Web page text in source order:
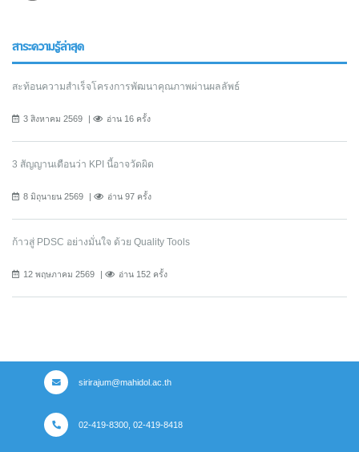
สาระความรู้ล่าสุด
สะท้อนความสำเร็จโครงการพัฒนาคุณภาพผ่านผลลัพธ์
3 สิงหาคม 2569 อ่าน 16 ครั้ง
3 สัญญานเตือนว่า KPI นี้อาจวัดผิด
8 มิถุนายน 2569 อ่าน 97 ครั้ง
ก้าวสู่ PDSC อย่างมั่นใจ ด้วย Quality Tools
12 พฤษภาคม 2569 อ่าน 152 ครั้ง
sirirajum@mahidol.ac.th
02-419-8300, 02-419-8418